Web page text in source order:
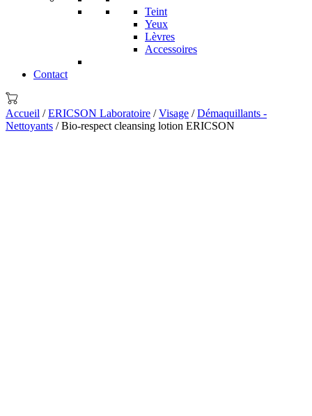
Teint
Yeux
Lèvres
Accessoires
Contact
Accueil /ERICSON Laboratoire /Visage /Démaquillants -
Nettoyants / Bio-respect cleansing lotion ERICSON